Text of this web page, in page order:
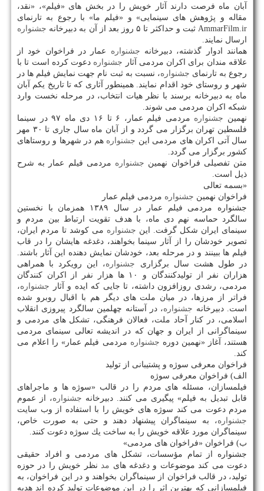
آبان ماه فرصت دارند آثار خویش را در بخش های «فیلم»، «نقد،
مقاله و پژوهش های سینمایی» و «فیلم ما» با رجوع به تارنمای
AmmarFilm.ir ثبت و حداكثر تا ۵ روز بعد از آن به دبیرخانه
جشنواره
ارسال نمایند.
همانند ادوار گذشته، دبیرخانه جشنواره عمار در فراخوان خود از
علاقه مندان برای اكران مردمی آثار جشنواره دعوت كرده است تا با
رجوع به تارنمای جشنواره، نسبت به ثبت نام جهت نمایش فیلم ها در
شهر و روستای خود اقدام نمایند. همینطور آثاری كه تا تاریخ یكم آبان
ماه به دبیرخانه برسند با نظر هیات انتخاب، در مرحله نخست وارد
شبكه اكران مردمی می شوند.
نهمین جشنواره
مردمی فیلم عمار، ۶ تا ۱۶ دی ماه ۹۷ در سینما
فلسطین تهران برگزار می گردد و از آبان ماه سال جاری تا ۳۰ مهر
سال آتی اكران های مردمی این جشنواره هم در شهرها و روستاهای
كشور برگزار می گردد.
متن تفصیلی فراخوان نهمین جشنواره مردمی فیلم عمار به شرح
ذیل است.
«بسمه تعالی
فراخوان نهمین جشنواره مردمی فیلم عمار
جشنواره مردمی فیلم عمار در سال ۱۳۸۹ همزمان با نخستین
سالگرد حماسه نهم دی ماه، با هدف تقویت ارتباط بین مردم و
سینمای ایران شكل گرفت. این جشنواره می كوشد تا مردم ایران،
تصویر خودشان را از آثار سینما بخواهند، دغدغه هایشان را در قاب
فیلم ها ببینند و در مرحله بعد، خودشان نمایش دهنده این آثار باشند.
در طول هشت سال برگزاری جشنواره، این رویكرد با همراهی
هزاران نفر از تولیدكنندگان و ۱۰ ها هزار نفر از اكران كنندگان
مردمی، رشدی روزافزون داشته، تا جایی كه ایده و آثار جشنواره،
فراتر از مرزها، در میان ملت های دیگر هم با اقبال روبرو شده
است. دبیرخانه جشنواره، در آستانه چهلمین سالگرد پیروزی انقلاب
اسلامی، در كنار آحاد ملت، فعالان فرهنگی، تشكل های مردمی و
سینماگرانی از ایران و جهان كه در اندیشه تعالی سینمای مردمی
هستند، آغاز «نهمین دوره جشنواره مردمی فیلم عمار» را اعلام می
كند.
فراخوان معرفی سوژه و پشتیبانی از تولید
الف) فراخوان معرفی سوژه
فیلمسازان، مسئله های مردم را در قالب «سوژه ها و ماجراهای
قابل تبدیل به فیلم» پیگیری می كنند. دبیرخانه جشنواره، از عموم
مردم دعوت می كند سوژه های خویش را با استفاده از وب سایت
جشنواره، به سینماگران پیشنهاد دهند و حتی به صورت خاص،
سینماگران مورد علاقه خویش را به ساخت یك سوژه دعوت كنند.
ب) فراخوان «فراخوان های مردمی»
جشنواره از تمام مؤسسات، تشكل های مردمی و افراد حقیقی
دعوت می كند موضوعات و دغدغه های مد نظر خویش را در حوزه
تولید، در قالب فراخوان از سینماگران بخواهند و در این فراخوان، به
فیلمسازانی كه بهترین اثر را در این موضوعات تولید كرده اند هدیه